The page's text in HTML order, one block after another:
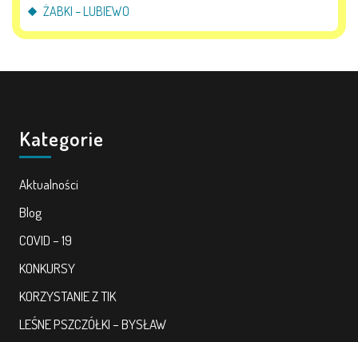
ŻABKI – LUBIEWO
Kategorie
Aktualności
Blog
COVID – 19
KONKURSY
KORZYSTANIE Z TIK
LEŚNE PSZCZÓŁKI – BYSŁAW